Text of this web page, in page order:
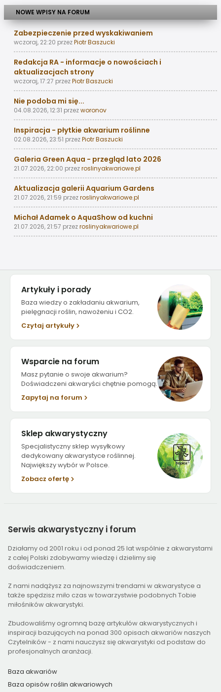
NOWE WPISY NA FORUM
Zabezpieczenie przed wyskakiwaniem
wczoraj, 22:20 przezPiotr Baszucki
Redakcja RA - informacje o nowościach i
aktualizacjach strony
wczoraj, 17:27 przezPiotr Baszucki
Nie podoba mi się...
04.08.2026, 12:31 przezworonov
Inspiracja - płytkie akwarium roślinne
02.08.2026, 23:51 przezPiotr Baszucki
Galeria Green Aqua - przegląd lato 2026
21.07.2026, 22:00 przezroslinyakwariowe.pl
Aktualizacja galerii Aquarium Gardens
21.07.2026, 21:59 przezroslinyakwariowe.pl
Michał Adamek o AquaShow od kuchni
21.07.2026, 21:57 przezroslinyakwariowe.pl
Artykuły i porady
Baza wiedzy o zakładaniu akwarium,
pielęgnacji roślin, nawożeniu i CO2.
Czytaj artykuły
Wsparcie na forum
Masz pytanie o swoje akwarium?
Doświadczeni akwaryści chętnie pomogą.
Zapytaj na forum
Sklep akwarystyczny
Specjalistyczny sklep wysyłkowy
dedykowany akwarystyce roślinnej.
Największy wybór w Polsce.
Zobacz ofertę
Serwis akwarystyczny i forum
Działamy od 2001 roku i od ponad 25 lat wspólnie z akwarystami
z całej Polski zdobywamy wiedzę i dzielimy się
doświadczeniem.
Z nami nadążysz za najnowszymi trendami w akwarystyce a
także spędzisz miło czas w towarzystwie podobnych Tobie
miłośników akwarystyki.
Zbudowaliśmy ogromną bazę artykułów akwarystycznych i
inspiracji bazujących na ponad 300 opisach akwariów naszych
Czytelników - z nami nauczysz się akwarystyki od podstaw do
profesjonalnych aranżacji.
Baza akwariów
Baza opisów roślin akwariowych